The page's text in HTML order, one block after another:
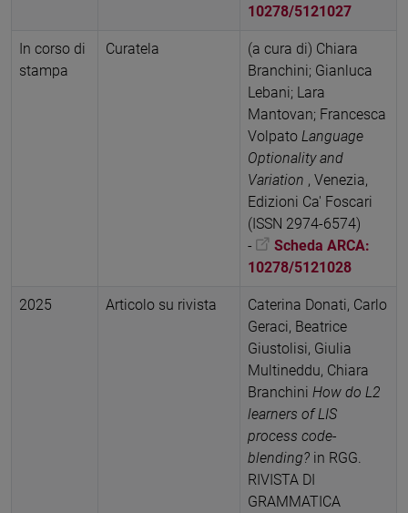
10278/5121027
In corso di
stampa
Curatela
(a cura di) Chiara
Branchini; Gianluca
Lebani; Lara
Mantovan; Francesca
Volpato Language
Optionality and
Variation , Venezia,
Edizioni Ca' Foscari
(ISSN 2974-6574)
-
Scheda ARCA:
10278/5121028
2025 Articolo su rivista
Caterina Donati, Carlo
Geraci, Beatrice
Giustolisi, Giulia
Multineddu, Chiara
Branchini How do L2
learners of LIS
process code-
blending? in RGG.
RIVISTA DI
GRAMMATICA